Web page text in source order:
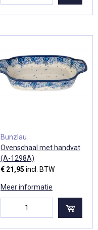
Bunzlau
Ovenschaal met handvat
(A-1298A)
€ 21,95 incl. BTW
Meer informatie